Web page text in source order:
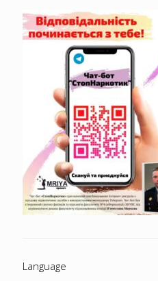
Language